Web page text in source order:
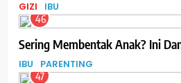
GIZI IBU
46
Sering Membentak Anak? Ini
IBU PARENTING
47